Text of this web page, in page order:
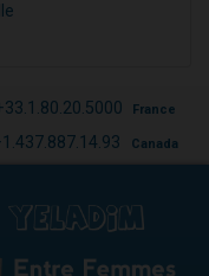
France
Canada